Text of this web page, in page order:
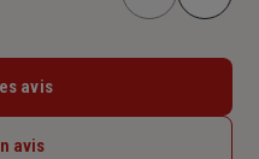
avis
avis